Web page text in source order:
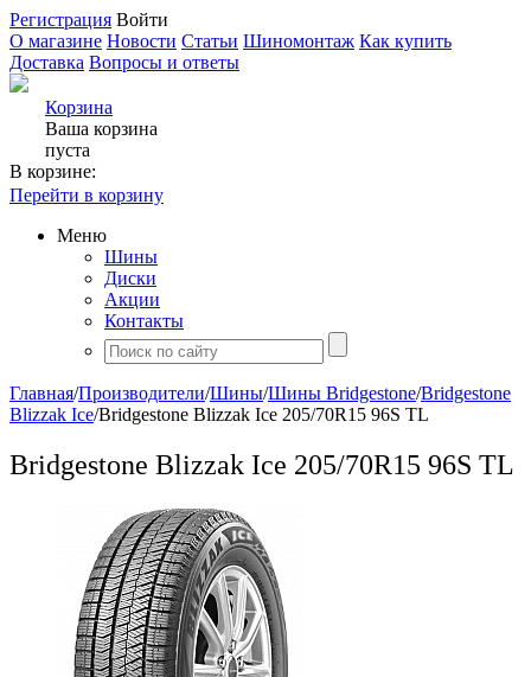
Регистрация Войти
О магазине Новости Статьи Шиномонтаж Как купить
Доставка Вопросы и ответы
Корзина
Ваша корзина
пуста
В корзине:
Перейти в корзину
Меню
Шины
Диски
Акции
Контакты
Главная/Производители/Шины/Шины Bridgestone/Bridgestone
Blizzak Ice/Bridgestone Blizzak Ice 205/70R15 96S TL
Bridgestone Blizzak Ice 205/70R15 96S TL